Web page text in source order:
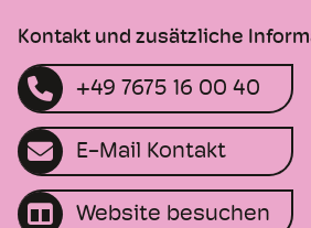
Kontakt und zusätzliche
+49 7675 16 00 40
E-Mail Kontakt
Website besuchen